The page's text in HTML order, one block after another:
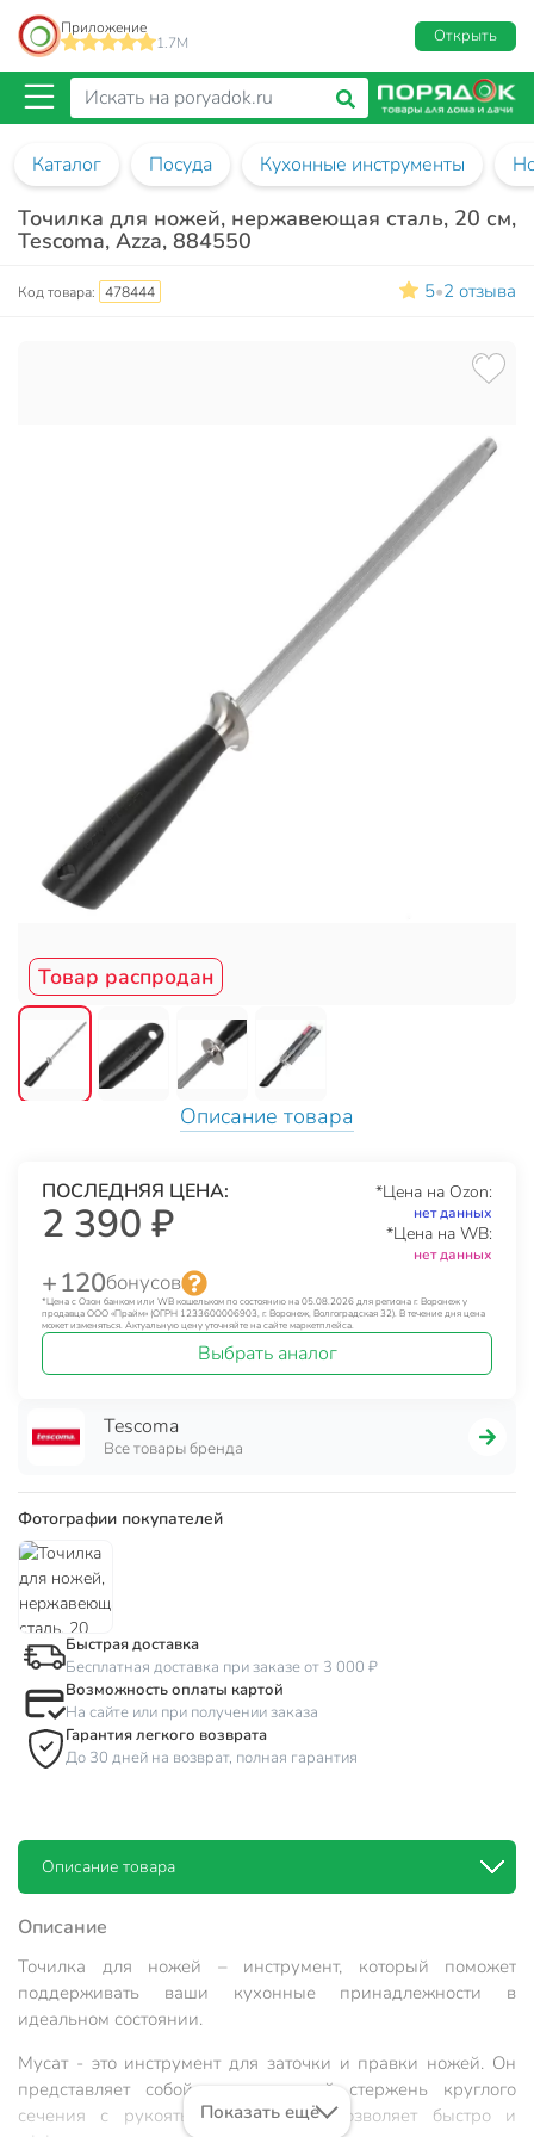
Приложение
1.7M
Открыть
Каталог Посуда Кухонные инструменты
Точилка для ножей, нержавеющая сталь, 20 см,
Tescoma, Azza, 884550
Код товара: 478444 5•2 отзыва
Товар распродан
Описание товара
ПОСЛЕДНЯЯ ЦЕНА:
2 390 ₽
*Цена на Ozon:
нет данных
*Цена на WB:
нет данных
+ 120бонусов
*Цена с Озон банком или WB кошельком по состоянию на 05.08.2026 для региона г. Воронеж у
продавца ООО «Прайм» (ОГРН 1233600006903, г. Воронеж, Волгоградская 32). В течение дня цена
может изменяться. Актуальную цену уточняйте на сайте маркетплейса.
Выбрать аналог
Tescoma
Все товары бренда
Фотографии покупателей
Быстрая доставка
Бесплатная доставка при заказе от 3 000 ₽
Возможность оплаты картой
На сайте или при получении заказа
Гарантия легкого возврата
До 30 дней на возврат, полная гарантия
Описание товара
Описание
Точилка для ножей – инструмент, который поможет
поддерживать ваши кухонные принадлежности в
идеальном состоянии.
Мусат - это инструмент для заточки и правки ножей. Он
представляет собой металлический стержень круглого
сечения с рукоятью. Инструмент позволяет быстро и
Показать ещё